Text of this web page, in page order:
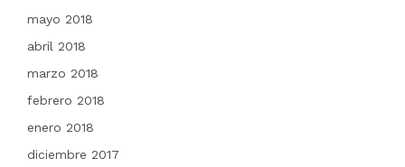
mayo 2018
abril 2018
marzo 2018
febrero 2018
enero 2018
diciembre 2017